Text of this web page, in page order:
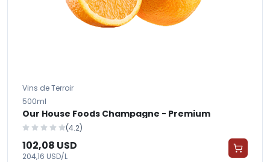
Vins de Terroir
500ml
Our House Foods Champagne - Premium
(4.2)
102,08 USD
204,16 USD/L